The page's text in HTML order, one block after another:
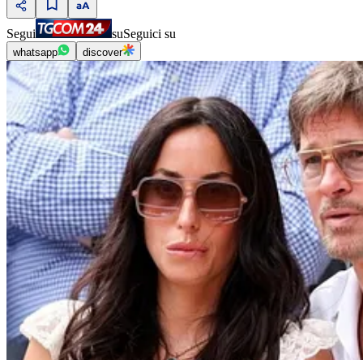
Segui suSeguici su
whatsapp discover